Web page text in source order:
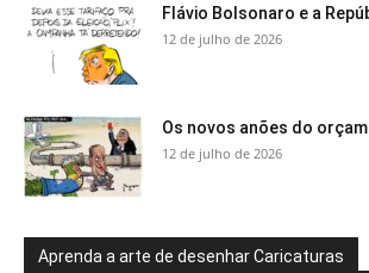
Flávio Bolsonaro e a
12 de julho de 2026
Os novos anões do
12 de julho de 2026
Aprenda a arte de desenhar Caricaturas